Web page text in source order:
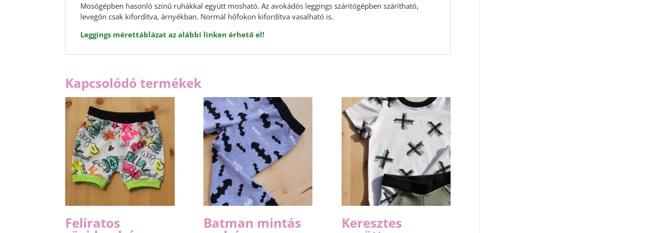
Mosógépben hasonló színű ruhákkal együtt mosható. Az avokádós leggings szárítógépben szárítható,
levegőn csak kifordítva, árnyékban. Normál hőfokon kifordítva vasalható is.
Leggings mérettáblázat az alábbi linken érhető el!
Kapcsolódó termékek
Feliratos Batman mintás Keresztes